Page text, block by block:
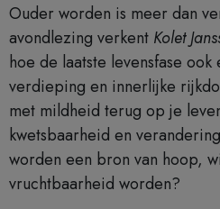
Ouder worden is meer dan
avondlezing verkent Kolet
hoe de laatste levensfase
verdieping en innerlijke
met mildheid terug op je
kwetsbaarheid en
worden een bron van hoop,
vruchtbaarheid worden?